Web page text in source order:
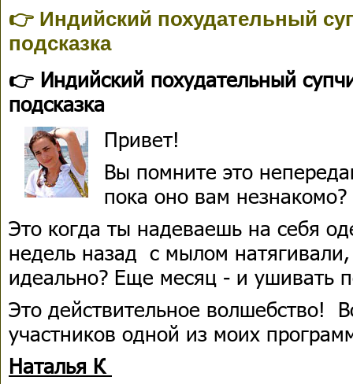
👉 Индийский похудательный
подсказка
👉 Индийский похудательный
подсказка
Привет!
Вы помните это
пока оно вам незнакомо?
Это когда ты надеваешь на себя
недель назад с мылом
идеально? Еще месяц - и ушивать
Это действительное волшебство!
участников одной из моих
Наталья К